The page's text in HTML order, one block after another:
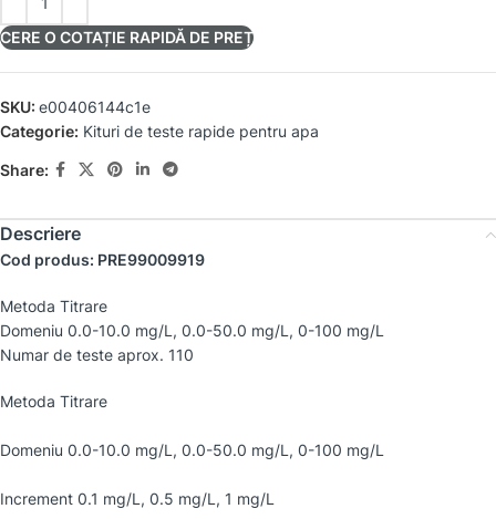
CERE O COTAȚIE RAPIDĂ DE PREȚ
SKU: e00406144c1e
Categorie: Kituri de teste rapide pentru apa
Share:
Descriere
Cod produs: PRE99009919
Metoda Titrare
Domeniu 0.0-10.0 mg/L, 0.0-50.0 mg/L, 0-100 mg/L
Numar de teste aprox. 110
Metoda Titrare
Domeniu 0.0-10.0 mg/L, 0.0-50.0 mg/L, 0-100 mg/L
Increment 0.1 mg/L, 0.5 mg/L, 1 mg/L